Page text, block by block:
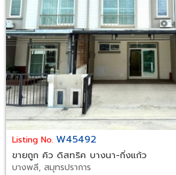
Listing No. W45492
ขายถูก คิว ดิสทริค บางนา-กิ่งแก้ว
บางพลี, สมุทรปราการ